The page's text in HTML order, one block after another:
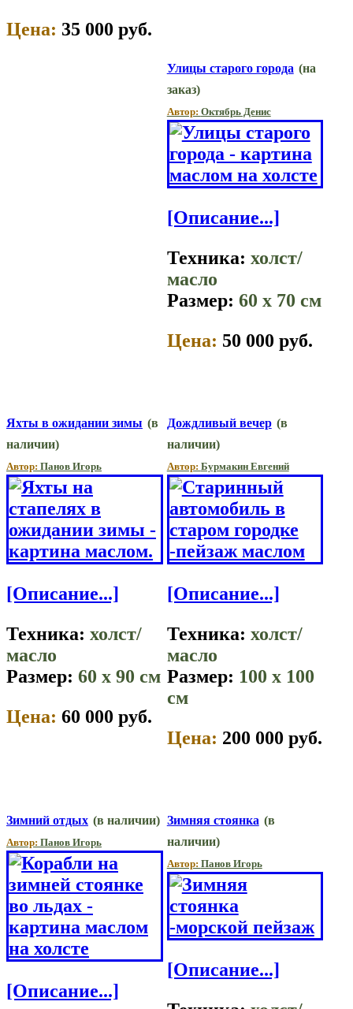
Цена: 35 000 руб.
Улицы старого города (на
заказ)
Автор: Октябрь Денис
[Описание...]
Техника: холст/
масло
Размер: 60 x 70 см
Цена: 50 000 руб.
Яхты в ожидании зимы (в
наличии)
Автор: Панов Игорь
[Описание...]
Техника: холст/
масло
Размер: 60 x 90 см
Цена: 60 000 руб.
Дождливый вечер (в
наличии)
Автор: Бурмакин Евгений
[Описание...]
Техника: холст/
масло
Размер: 100 x 100
см
Цена: 200 000 руб.
Зимний отдых (в наличии)
Автор: Панов Игорь
[Описание...]
Зимняя стоянка (в
наличии)
Автор: Панов Игорь
[Описание...]